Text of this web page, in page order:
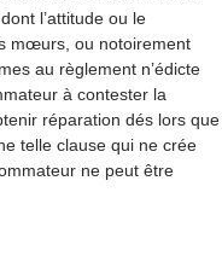
l’attitude ou le
mœurs, ou notoirement
au règlement n’édicte
à contester la
réparation dés lors que
telle clause qui ne crée
ne peut être